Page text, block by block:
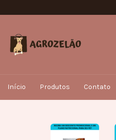
Início Produtos Contato